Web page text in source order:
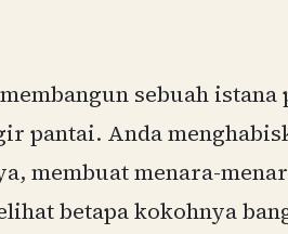
sebuah
pantai. Anda
membuat menara-
betapa kokohnya